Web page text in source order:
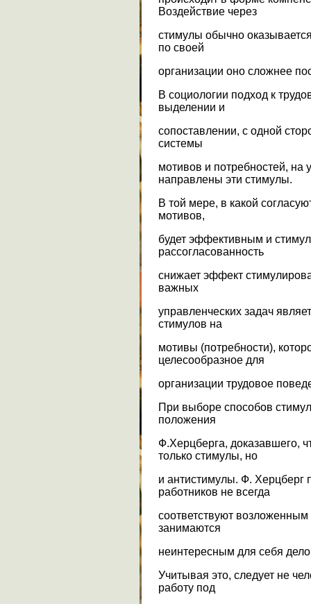
Воздействие через
стимулы обычно
по своей
организации оно сложнее
В социологии подход к
выделении и
сопоставлении, с одной
системы
мотивов и потребностей, на
направлены эти стимулы.
В той мере, в какой
мотивов,
будет эффективным и
рассогласованность
снижает эффект
важных
управленческих задач
стимулов на
мотивы (потребности),
целесообразное для
организации трудовое
При выборе способов
положения
Ф.Херцберга, доказавшего,
только стимулы, но
и антистимулы. Ф. Херцберг
работников не всегда
соответствуют
занимаются
неинтересным для себя
Учитывая это, следует не
работу под